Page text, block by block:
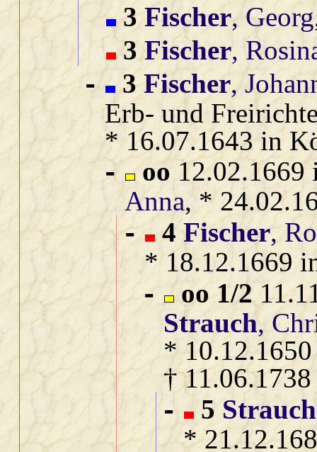
3 Fischer, Georg
3 Fischer,
- 3 Fischer,
Erb‑ und
* 16.07.1643 in
- oo
Anna, *
- 4 Fischer,
* 18.12.1669
- oo 1/2
Strauch,
*
†
- 5 Strauch
*